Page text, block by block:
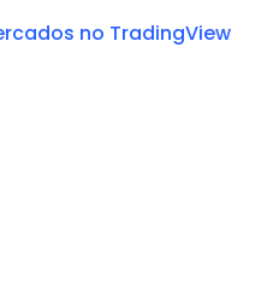
no TradingView